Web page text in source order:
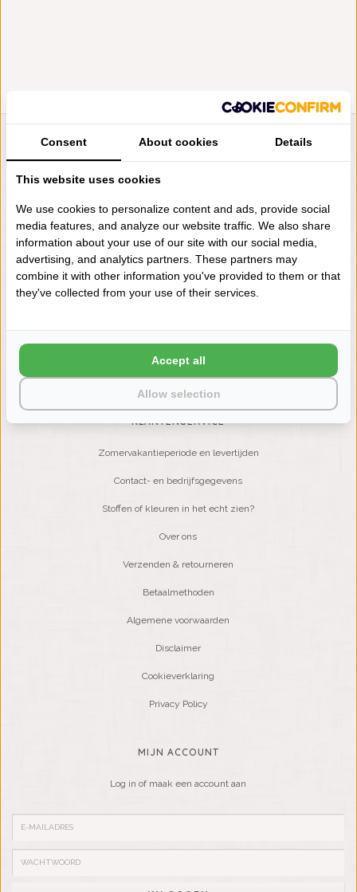
LIENSLINNENWINKEL.NL
VRAGEN? BEL DAN
NIEUWSBRIEF
Wilt u op de hoogte blijven?
Word lid van onze mailinglijst:
KLANTENSERVICE
Zomervakantieperiode en levertijden
Contact- en bedrijfsgegevens
Stoffen of kleuren in het echt zien?
Over ons
Verzenden & retourneren
Betaalmethoden
Algemene voorwaarden
Disclaimer
Cookieverklaring
Privacy Policy
MIJN ACCOUNT
Log in of maak een account aan
Consent About cookies Details
This website uses cookies
We use cookies to personalize content and ads, provide social
media features, and analyze our website traffic. We also share
information about your use of our site with our social media,
advertising, and analytics partners. These partners may
combine it with other information you've provided to them or that
they've collected from your use of their services.
Allow selection
Accept all